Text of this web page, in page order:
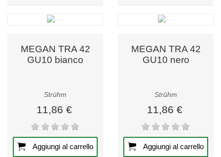
LUTER TRA GU10 Gold.
Questo pezzo forte della
MATA TRA GU10 nero oro.
Un'aggiunta unica alla
MEGAN TRA 42
GU10 bianco
Strühm
11,86 €
Aggiungi al carrello
MEGAN TRA 42
GU10 nero
Strühm
11,86 €
Aggiungi al carrello